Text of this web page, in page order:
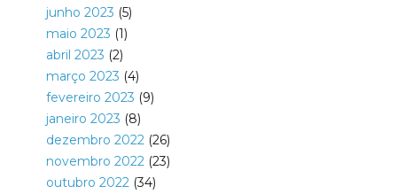
junho 2023 (5)
maio 2023 (1)
abril 2023 (2)
março 2023 (4)
fevereiro 2023 (9)
janeiro 2023 (8)
dezembro 2022(26)
novembro 2022(23)
outubro 2022(34)